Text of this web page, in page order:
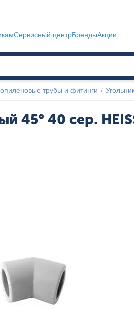
Сервисный центрБрендыАкции
трубы и фитинги /
45° 40 сер.